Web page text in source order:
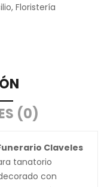
, Floristería
(0)
Claveles
tanatorio
con